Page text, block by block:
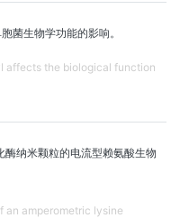
菌生物学功能的影响。
affects the biological function
纳米颗粒的电流型赖氨酸生物
an amperometric lysine